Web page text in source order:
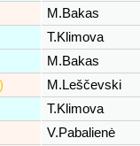
M.Bakas
T.Klimova
M.Bakas
M.Leščevski
T.Klimova
V.Pabalienė